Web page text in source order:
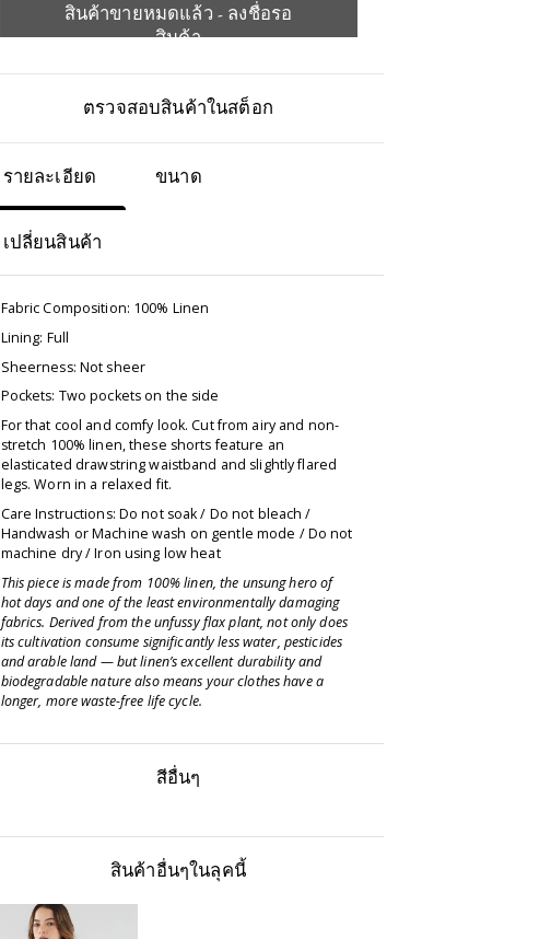
สินค้าขายหมดแล้ว - ลงชื่อรอ
สินค้า
ตรวจสอบสินค้าในสต็อก
รายละเอียด ขนาด
เปลี่ยนสินค้า
Fabric Composition: 100% Linen
Lining: Full
Sheerness: Not sheer
Pockets: Two pockets on the side
For that cool and comfy look. Cut from airy and non-
stretch 100% linen, these shorts feature an
elasticated drawstring waistband and slightly flared
legs. Worn in a relaxed fit.
Care Instructions: Do not soak / Do not bleach /
Handwash or Machine wash on gentle mode / Do not
machine dry / Iron using low heat
This piece is made from 100% linen, the unsung hero of
hot days and one of the least environmentally damaging
fabrics. Derived from the unfussy flax plant, not only does
its cultivation consume significantly less water, pesticides
and arable land — but linen’s excellent durability and
biodegradable nature also means your clothes have a
longer, more waste-free life cycle.
สีอื่นๆ
สินค้าอื่นๆในลุคนี้